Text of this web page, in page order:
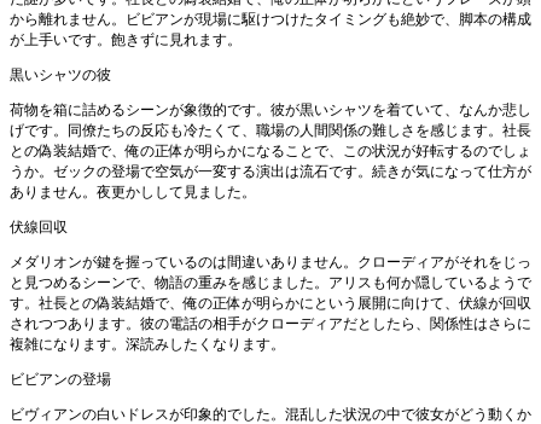
から離れません。ビビアンが現場に駆けつけたタイミングも絶妙で、脚本の構成
が上手いです。飽きずに見れます。
黒いシャツの彼
荷物を箱に詰めるシーンが象徴的です。彼が黒いシャツを着ていて、なんか悲し
げです。同僚たちの反応も冷たくて、職場の人間関係の難しさを感じます。社長
との偽装結婚で、俺の正体が明らかになることで、この状況が好転するのでしょ
うか。ゼックの登場で空気が一変する演出は流石です。続きが気になって仕方が
ありません。夜更かしして見ました。
伏線回収
メダリオンが鍵を握っているのは間違いありません。クローディアがそれをじっ
と見つめるシーンで、物語の重みを感じました。アリスも何か隠しているようで
す。社長との偽装結婚で、俺の正体が明らかにという展開に向けて、伏線が回収
されつつあります。彼の電話の相手がクローディアだとしたら、関係性はさらに
複雑になります。深読みしたくなります。
ビビアンの登場
ビヴィアンの白いドレスが印象的でした。混乱した状況の中で彼女がどう動くか